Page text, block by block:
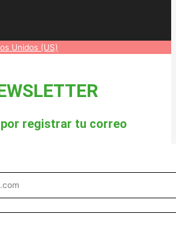
Unidos (US)
registrar tu correo